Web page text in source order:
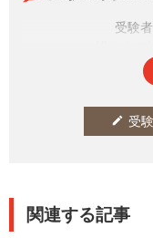
受験
edit 受
関連する記事